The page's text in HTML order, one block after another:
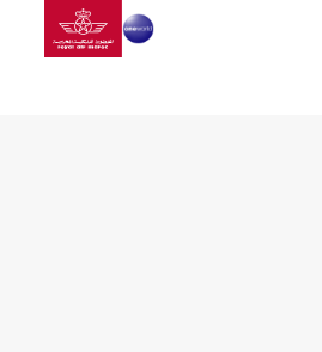
Saut au contenu principal
Aller à la